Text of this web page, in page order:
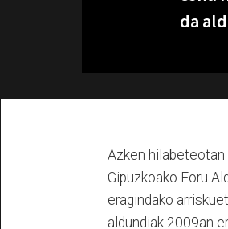
da
Azken
Gipuzkoako Foru
eragindako
aldundiak 2009an